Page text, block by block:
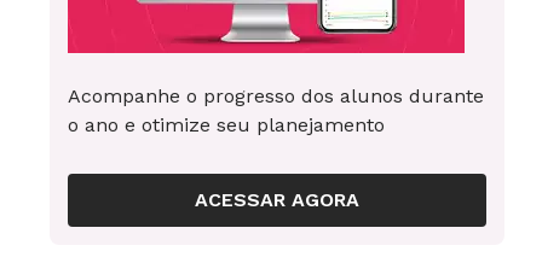
Acompanhe o progresso dos alunos durante
o ano e otimize seu planejamento
ACESSAR AGORA